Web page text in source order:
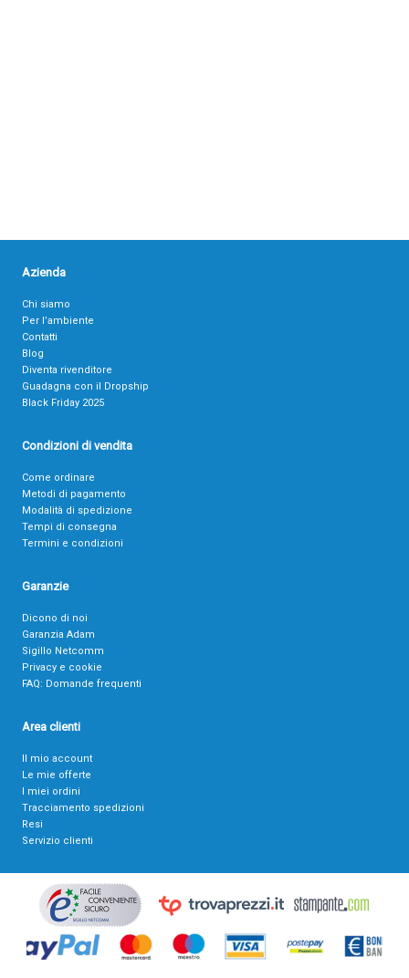
Azienda
Chi siamo
Per l’ambiente
Contatti
Blog
Diventa rivenditore
Guadagna con il Dropship
Black Friday 2025
Condizioni di vendita
Come ordinare
Metodi di pagamento
Modalità di spedizione
Tempi di consegna
Termini e condizioni
Garanzie
Dicono di noi
Garanzia Adam
Sigillo Netcomm
Privacy e cookie
FAQ: Domande frequenti
Area clienti
Il mio account
Le mie offerte
I miei ordini
Tracciamento spedizioni
Resi
Servizio clienti